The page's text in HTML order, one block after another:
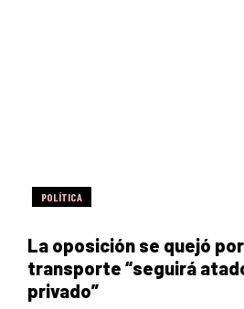
POLÍTICA
La oposición se quejó
transporte “seguirá
privado”